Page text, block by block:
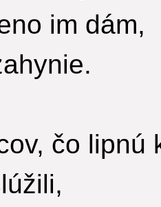
im dám,
čo lipnú